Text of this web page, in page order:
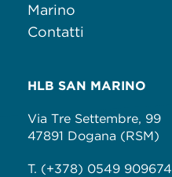
Marino
Contatti
HLB SAN MARINO
Via Tre Settembre, 99
47891 Dogana (RSM)
T. (+378) 0549 909674